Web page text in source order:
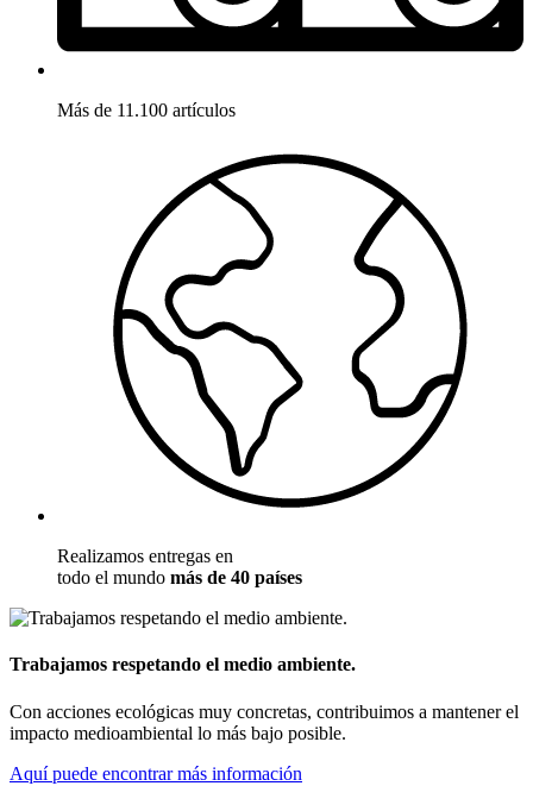
Más de 11.100 artículos
Realizamos entregas en
todo el mundo más de 40 países
Trabajamos respetando el medio ambiente.
Con acciones ecológicas muy concretas, contribuimos a mantener el
impacto medioambiental lo más bajo posible.
Aquí puede encontrar más información